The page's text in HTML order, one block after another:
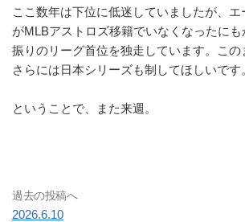
ここ数年は下位に低迷していましたが、
がMLBアストロズ移籍でいなくなったに
振りのリーグ首位を独走しています。この
さらには日本シリーズも制してほしいです
ということで、また来週。
過去の投稿へ
2026.6.10